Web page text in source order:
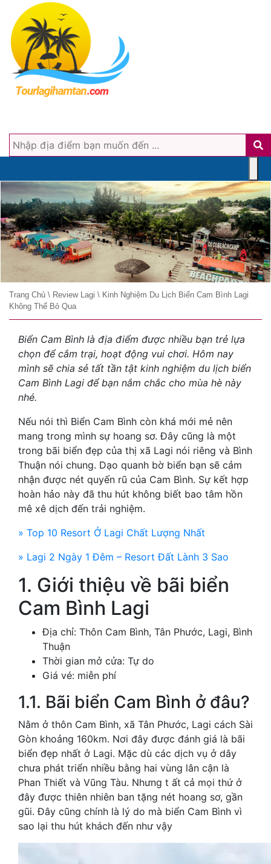
Trang Chủ \ Review Lagi \ Kinh Nghiệm Du Lịch Biển Cam Bình Lagi
Không Thể Bỏ Qua
Biển Cam Bình là địa điểm được nhiều bạn trẻ lựa
chọn để cắm trại, hoạt động vui chơi. Hôm nay
mình sẽ chia sẻ tất tần tật kinh nghiệm du lịch biển
Cam Bình Lagi để bạn nắm chắc cho mùa hè này
nhé.
Nếu nói thì Biển Cam Bình còn khá mới mẻ nên
mang trong mình sự hoang sơ. Đây cũng là một
trong bãi biển đẹp của thị xã Lagi nói riêng và Bình
Thuận nói chung. Dạo quanh bờ biển bạn sẽ cảm
nhận được nét quyến rũ của Cam Bình. Sự kết hợp
hoàn hảo này đã thu hút không biết bao tâm hồn
mê xê dịch đến trải nghiệm.
» Top 10 Resort Ở Lagi Chất Lượng Nhất
» Lagi 2 Ngày 1 Đêm – Resort Đất Lành 3 Sao
1. Giới thiệu về bãi biển
Cam Bình Lagi
Địa chỉ: Thôn Cam Bình, Tân Phước, Lagi, Bình
Thuận
Thời gian mở cửa: Tự do
Giá vé: miễn phí
1.1. Bãi biển Cam Bình ở đâu?
Nằm ở thôn Cam Bình, xã Tân Phước, Lagi cách Sài
Gòn khoảng 160km. Nơi đây được đánh giá là bãi
biển đẹp nhất ở Lagi. Mặc dù các dịch vụ ở dây
chưa phát triển nhiều bằng hai vùng lân cận là
Phan Thiết và Vũng Tàu. Nhưng t ất cả mọi thứ ở
đây được thiên nhiên ban tặng nét hoang sơ, gần
gũi. Đây cũng chính là lý do mà biển Cam Bình vì
sao lại thu hút khách đến như vậy